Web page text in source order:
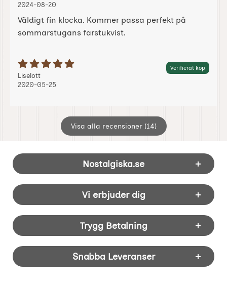
2024-08-20
Väldigt fin klocka. Kommer passa perfekt på
sommarstugans farstukvist.
Betyg: 5 Stjärnor av 5 Verifierat köp
Recension av:
Liselott, 2020-05-25
, 2020-05-25
2020-05-25
Visa alla recensioner (14)
Sidfot Blandad info och länkar
Nostalgiska.se
Vi erbjuder dig
Trygg Betalning
Snabba Leveranser